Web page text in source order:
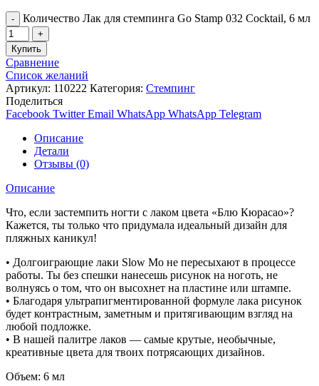
Количество Лак для стемпинга Go Stamp 032 Cocktail, 6 мл
Купить
Сравнение
Список желаний
Артикул: 110222 Категория: Стемпинг
Поделиться
Facebook Twitter Email WhatsApp WhatsApp Telegram
Описание
Детали
Отзывы (0)
Описание
Что, если застемпить ногти с лаком цвета «Блю Кюрасао»?
Кажется, ты только что придумала идеальный дизайн для
пляжных каникул!
• Долгоиграющие лаки Slow Mo не пересыхают в процессе
работы. Ты без спешки нанесешь рисунок на ноготь, не
волнуясь о том, что он высохнет на пластине или штампе.
• Благодаря ультрапигментированной формуле лака рисунок
будет контрастным, заметным и притягивающим взгляд на
любой подложке.
• В нашей палитре лаков — самые крутые, необычные,
креативные цвета для твоих потрясающих дизайнов.
Объем: 6 мл